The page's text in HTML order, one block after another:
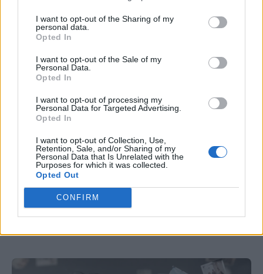
I want to opt-out of the Sharing of my
personal data.
Opted In
I want to opt-out of the Sale of my
Personal Data.
Opted In
I want to opt-out of processing my
Personal Data for Targeted Advertising.
Opted In
I want to opt-out of Collection, Use,
Retention, Sale, and/or Sharing of my
Personal Data that Is Unrelated with the
Purposes for which it was collected.
Opted Out
CONFIRM
νέους.
ΚΑΡΚΊΝΟΣ ΦΥΣΙΚΉ ΔΡΑΣΤΗΡΙΌΤΗΤΑ
Just in